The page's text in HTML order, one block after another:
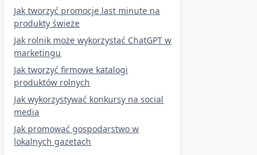
Jak tworzyć promocje last minute na
produkty świeże
Jak rolnik może wykorzystać ChatGPT w
marketingu
Jak tworzyć firmowe katalogi
produktów rolnych
Jak wykorzystywać konkursy na social
media
Jak promować gospodarstwo w
lokalnych gazetach